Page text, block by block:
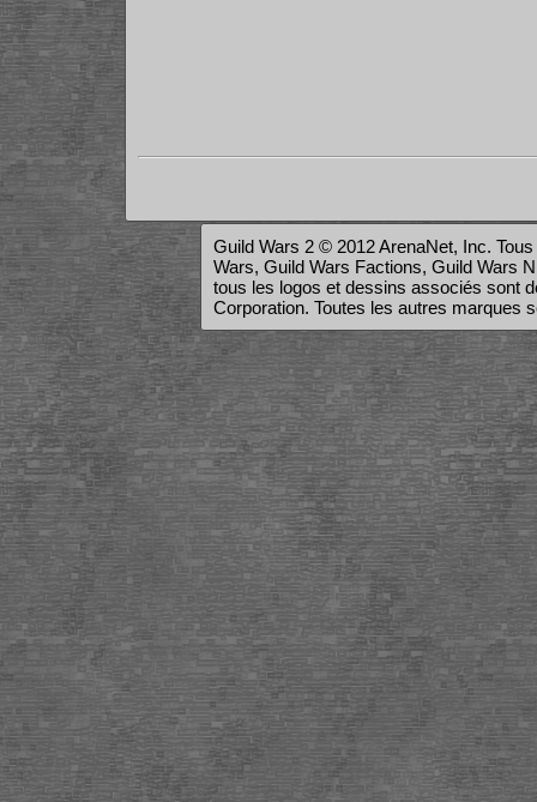
Guild Wars 2 © 2012 ArenaNet, Inc.
Wars, Guild Wars Factions, Guild Wars
tous les logos et dessins associés sont
Corporation. Toutes les autres marques